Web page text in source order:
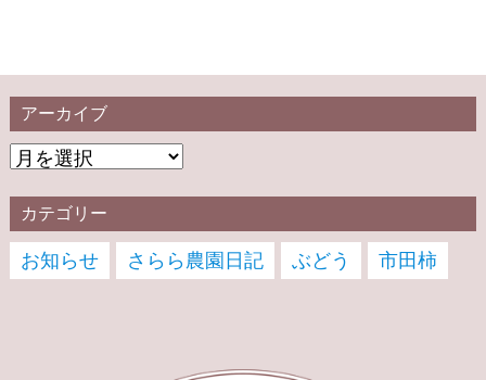
アーカイブ
カテゴリー
お知らせ さらら農園日記 ぶどう 市田柿